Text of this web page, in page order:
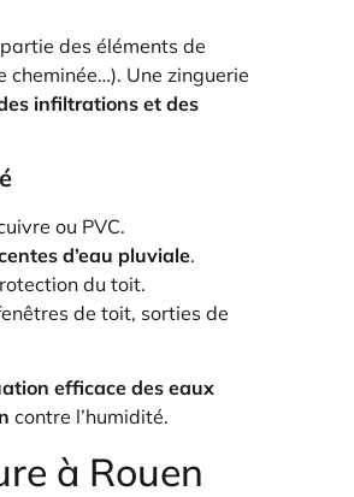
des éléments de
Une zinguerie
infiltrations et des
ou PVC.
d’eau pluviale.
du toit.
de toit, sorties de
efficace des eaux
contre l’humidité.
à Rouen